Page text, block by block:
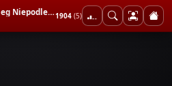
13. Górski Bieg Niepodległości1904 (5)